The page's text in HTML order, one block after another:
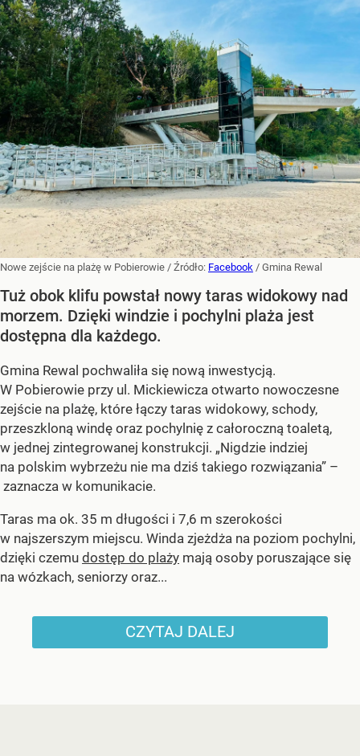
Nowe zejście na plażę w Pobierowie / Źródło: Facebook / Gmina Rewal
Tuż obok klifu powstał nowy taras widokowy nad
morzem. Dzięki windzie i pochylni plaża jest
dostępna dla każdego.
Gmina Rewal pochwaliła się nową inwestycją.
W Pobierowie przy ul. Mickiewicza otwarto nowoczesne
zejście na plażę, które łączy taras widokowy, schody,
przeszkloną windę oraz pochylnię z całoroczną toaletą,
w jednej zintegrowanej konstrukcji. „Nigdzie indziej
na polskim wybrzeżu nie ma dziś takiego rozwiązania” –
zaznacza w komunikacie.
Taras ma ok. 35 m długości i 7,6 m szerokości
w najszerszym miejscu. Winda zjeżdża na poziom pochylni,
dzięki czemu dostęp do plaży mają osoby poruszające się
na wózkach, seniorzy oraz...
CZYTAJ DALEJ